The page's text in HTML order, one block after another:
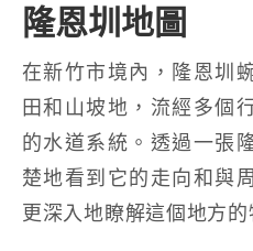
隆恩圳地圖
在新竹市境內，隆恩圳
田和山坡地，流經多個
的水道系統。透過一張
楚地看到它的走向和與
更深入地瞭解這個地方的